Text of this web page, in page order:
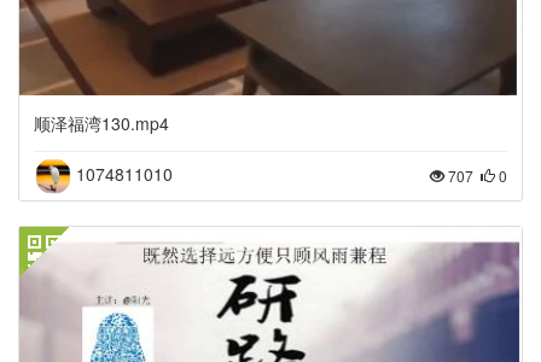
顺泽福湾130.mp4
1074811010 707 0